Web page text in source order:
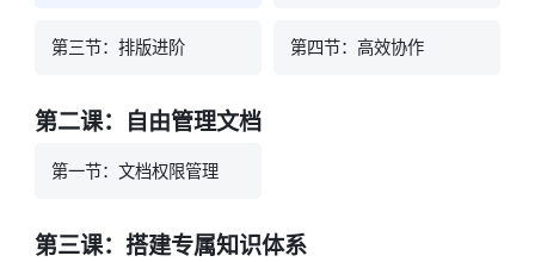
第三节：排版进阶 第四节：高效协作
第二课：自由管理文档
第一节：文档权限管理
第三课：搭建专属知识体系